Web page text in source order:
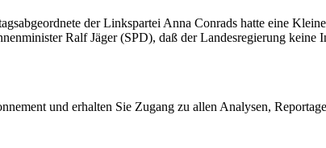
der Linkspartei Anna Conrads hatte eine
Ralf Jäger (SPD), daß der Landesregierung keine
und erhalten Sie Zugang zu allen Analysen,